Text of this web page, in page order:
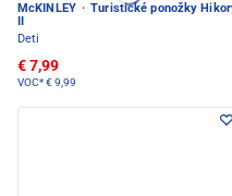
McKINLEY · Turistické ponožky
II
Deti
€ 7,99
VOC*€ 9,99